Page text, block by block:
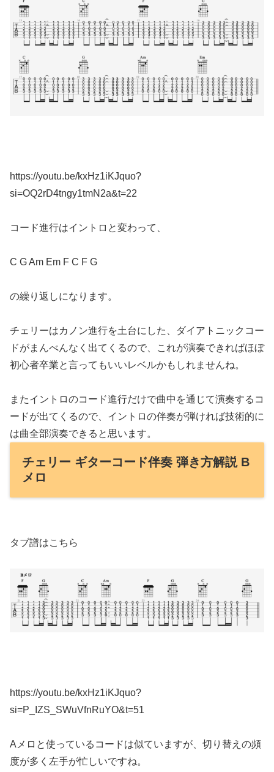
https://youtu.be/kxHz1iKJquo?
si=OQ2rD4tngy1tmN2a&t=22
コード進行はイントロと変わって、
C G Am Em F C F G
の繰り返しになります。
チェリーはカノン進行を土台にした、ダイアトニックコー
ドがまんべんなく出てくるので、これが演奏できればほぼ
初心者卒業と言ってもいいレベルかもしれませんね。
またイントロのコード進行だけで曲中を通じて演奏するコ
ードが出てくるので、イントロの伴奏が弾ければ技術的に
は曲全部演奏できると思います。
チェリー ギターコード伴奏 弾き方解説 B
メロ
タブ譜はこちら
https://youtu.be/kxHz1iKJquo?
si=P_IZS_SWuVfnRuYO&t=51
Aメロと使っているコードは似ていますが、切り替えの頻
度が多く左手が忙しいですね。